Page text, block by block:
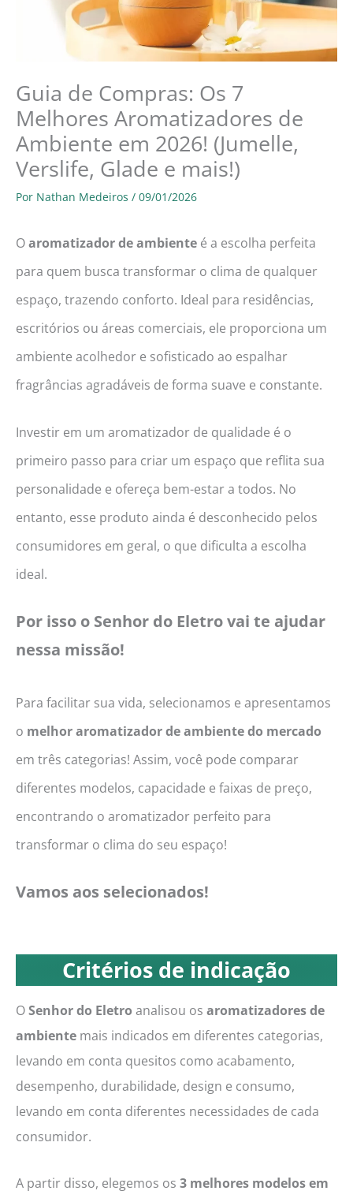
Guia de Compras: Os 7
Melhores Aromatizadores de
Ambiente em 2026! (Jumelle,
Verslife, Glade e mais!)
Por Nathan Medeiros / 09/01/2026
Oaromatizador de ambiente é a escolha perfeita
para quem busca transformar o clima de qualquer
espaço, trazendo conforto. Ideal para residências,
escritórios ou áreas comerciais, ele proporciona um
ambiente acolhedor e sofisticado ao espalhar
fragrâncias agradáveis de forma suave e constante.
Investir em um aromatizador de qualidade é o
primeiro passo para criar um espaço que reflita sua
personalidade e ofereça bem-estar a todos. No
entanto, esse produto ainda é desconhecido pelos
consumidores em geral, o que dificulta a escolha
ideal.
Por isso o Senhor do Eletro vai te ajudar
nessa missão!
Para facilitar sua vida, selecionamos e apresentamos
o melhor aromatizador de ambiente do mercado
em três categorias! Assim, você pode comparar
diferentes modelos, capacidade e faixas de preço,
encontrando o aromatizador perfeito para
transformar o clima do seu espaço!
Vamos aos selecionados!
Critérios de indicação
OSenhor do Eletro analisou os aromatizadores de
ambiente mais indicados em diferentes categorias,
levando em conta quesitos como acabamento,
desempenho, durabilidade, design e consumo,
levando em conta diferentes necessidades de cada
consumidor.
A partir disso, elegemos os 3 melhores modelos em